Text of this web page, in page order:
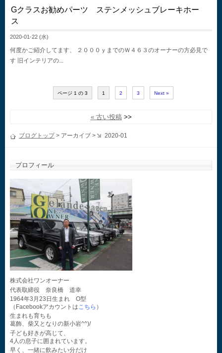
Gクラスお勧めパーツ ステンメッシュブレーキホー
ス
2020-01-22 (水)
何度かご紹介してます、 ２０００ｙまでのＷ４６３のオーナーの方必見で
す 旧インテリアの...
ページ 1 の 3 1 2 3 Next »
« 古い投稿
ブログトップ> アーカイブ > 2020-01
プロフィール
株式会社ワンオーナー
代表取締役 奈良橋 道幸
1964年3月23日生まれ O型
（Facebookアカウントはこちら ）
生まれも育ちも
葛飾、柴又となりの新小岩^^)/
子ども好きが高じて、
4人の息子に囲まれています。
早く、一緒に飲みたい分だけ